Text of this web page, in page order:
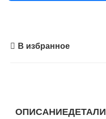
В избранное
ОПИСАНИЕДЕТАЛИ